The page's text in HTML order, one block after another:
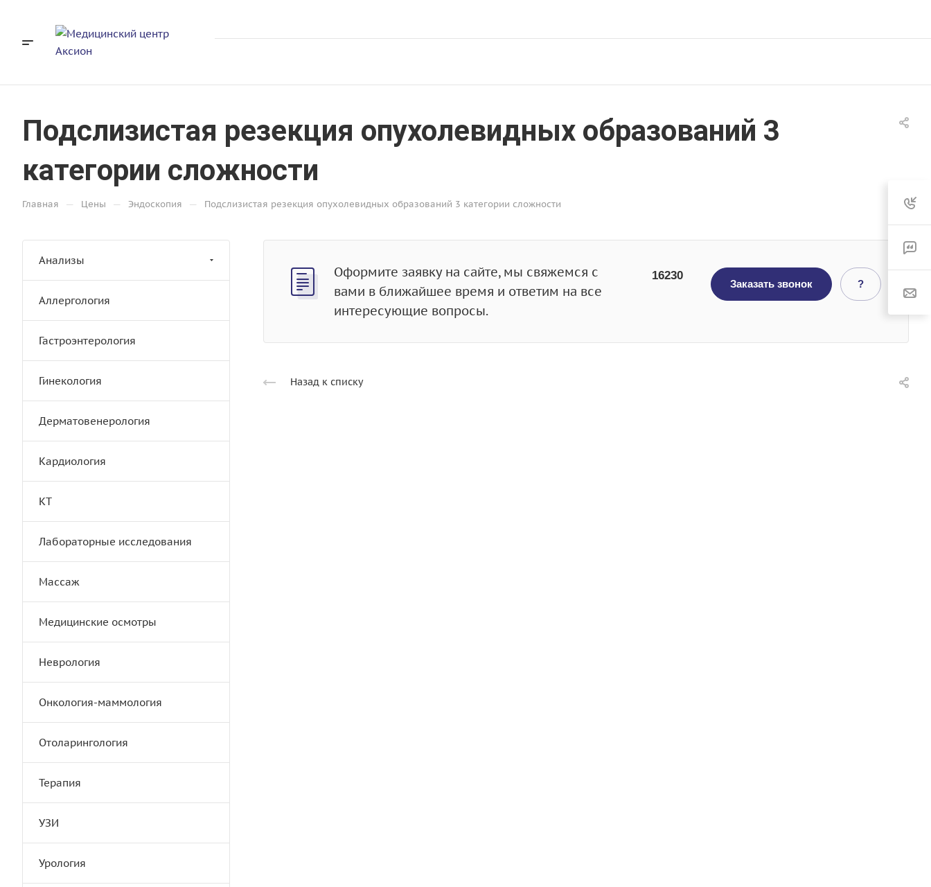
Подслизистая резекция опухолевидных образований 3
категории сложности
Главная — Цены — Эндоскопия — Подслизистая резекция опухолевидных образований 3 категории сложности
Оформите заявку на сайте, мы свяжемся с
вами в ближайшее время и ответим на все
интересующие вопросы.
16230
Заказать звонок ?
Назад к списку
Анализы
Аллергология
Гастроэнтерология
Гинекология
Дерматовенерология
Кардиология
КТ
Лабораторные исследования
Массаж
Медицинские осмотры
Неврология
Онкология-маммология
Отоларингология
Терапия
УЗИ
Урология